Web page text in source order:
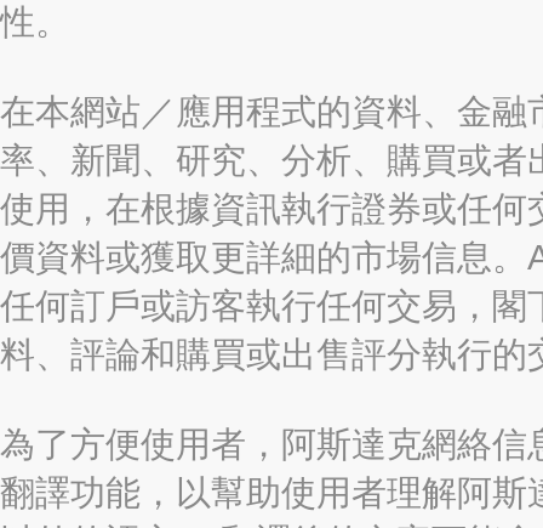
性。
在本網站／應用程式的資料、金
率、新聞、研究、分析、購買或
使用，在根據資訊執行證券或任
價資料或獲取更詳細的市場信息
任何訂戶或訪客執行任何交易，
料、評論和購買或出售評分執行的
為了方便使用者，阿斯達克網絡
翻譯功能，以幫助使用者理解阿